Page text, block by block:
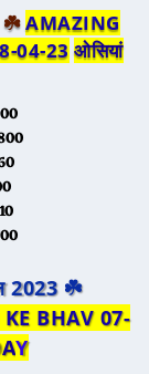
☘️AMAZING
04-23 ओसियां
2023 ☘️
BHAV 07-
Y